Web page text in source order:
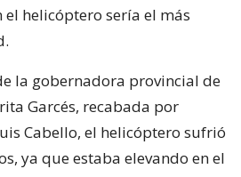
el helicóptero sería el más
la gobernadora provincial de
Garcés, recabada por
Cabello, el helicóptero sufrió
ya que estaba elevando en el